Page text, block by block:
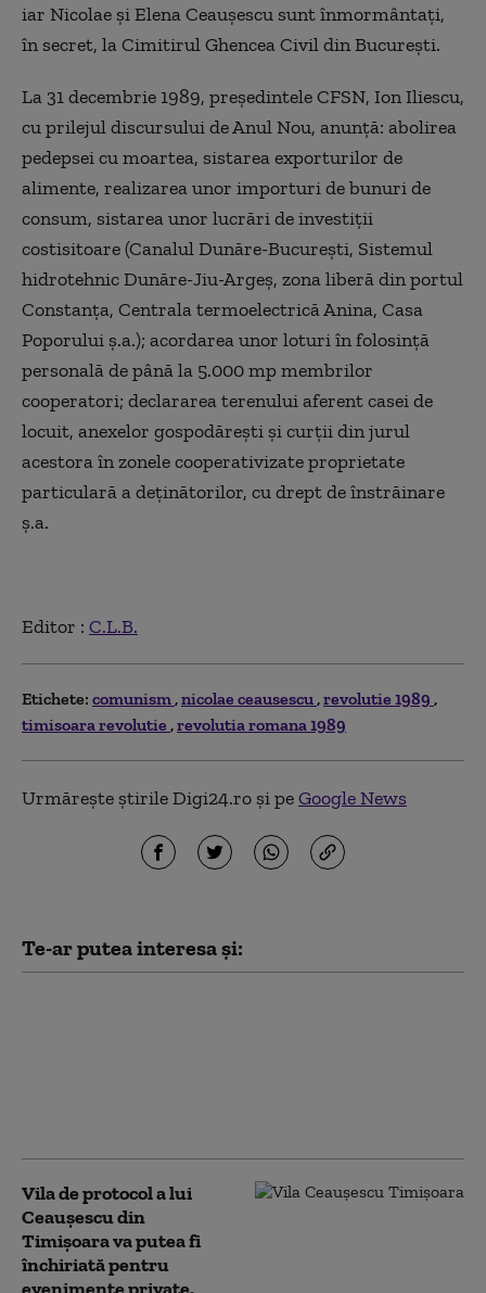
iar Nicolae şi Elena Ceauşescu sunt înmormântaţi,
în secret, la Cimitirul Ghencea Civil din Bucureşti.
La 31 decembrie 1989, preşedintele CFSN, Ion Iliescu,
cu prilejul discursului de Anul Nou, anunţă: abolirea
pedepsei cu moartea, sistarea exporturilor de
alimente, realizarea unor importuri de bunuri de
consum, sistarea unor lucrări de investiţii
costisitoare (Canalul Dunăre-Bucureşti, Sistemul
hidrotehnic Dunăre-Jiu-Argeş, zona liberă din portul
Constanţa, Centrala termoelectrică Anina, Casa
Poporului ş.a.); acordarea unor loturi în folosinţă
personală de până la 5.000 mp membrilor
cooperatori; declararea terenului aferent casei de
locuit, anexelor gospodăreşti şi curţii din jurul
acestora în zonele cooperativizate proprietate
particulară a deţinătorilor, cu drept de înstrăinare
ş.a.
Editor : C.L.B.
Etichete: comunism nicolae ceausescu revolutie 1989
timisoara revolutie revolutia romana 1989
Urmărește știrile Digi24.ro și peGoogle News
Te-ar putea interesa și:
Vila de protocol a lui
Ceauşescu din
Timișoara va putea fi
închiriată pentru